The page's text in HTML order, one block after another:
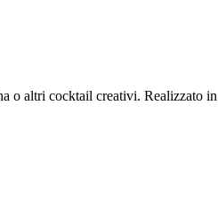
o altri cocktail creativi. Realizzato